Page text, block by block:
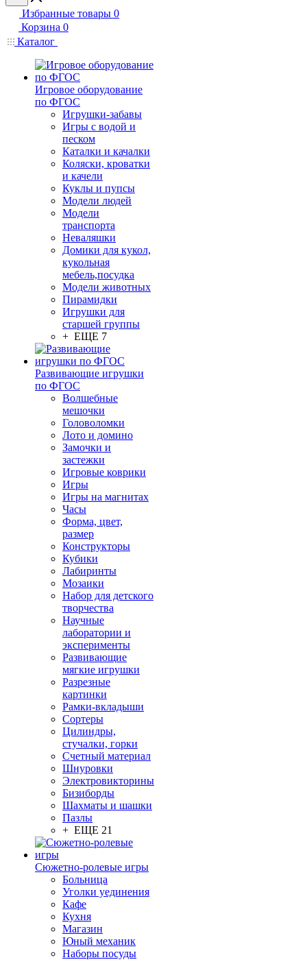
Избранные товары 0
Корзина 0
Каталог
Игровое оборудование
по ФГОС
Игрушки-забавы
Игры с водой и
песком
Каталки и качалки
Коляски, кроватки
и качели
Куклы и пупсы
Модели людей
Модели
транспорта
Неваляшки
Домики для кукол,
кукольная
мебель,посудка
Модели животных
Пирамидки
Игрушки для
старшей группы
+ ЕЩЕ 7
Развивающие игрушки
по ФГОС
Волшебные
мешочки
Головоломки
Лото и домино
Замочки и
застежки
Игровые коврики
Игры
Игры на магнитах
Часы
Форма, цвет,
размер
Конструкторы
Кубики
Лабиринты
Мозаики
Набор для детского
творчества
Научные
лаборатории и
эксперименты
Развивающие
мягкие игрушки
Разрезные
картинки
Рамки-вкладыши
Сортеры
Цилиндры,
стучалки, горки
Счетный материал
Шнуровки
Электровикторины
Бизиборды
Шахматы и шашки
Пазлы
+ ЕЩЕ 21
Сюжетно-ролевые игры
Больница
Уголки уединения
Кафе
Кухня
Магазин
Юный механик
Наборы посуды